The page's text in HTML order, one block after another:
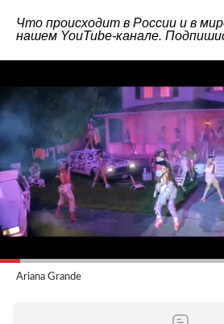
Что происходит в России и в
нашем YouTube-канале.
Ariana Grande